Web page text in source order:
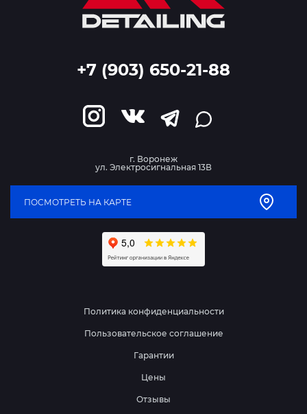
+7 (903) 650-21-88
г. Воронеж
ул. Электросигнальная 13В
ПОСМОТРЕТЬ НА КАРТЕ
Политика конфиденциальности
Пользовательское соглашение
Гарантии
Цены
Отзывы